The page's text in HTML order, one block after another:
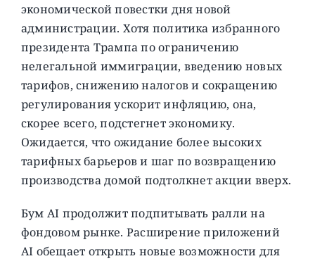
экономической повестки дня новой
администрации. Хотя политика избранного
президента Трампа по ограничению
нелегальной иммиграции, введению новых
тарифов, снижению налогов и сокращению
регулирования ускорит инфляцию, она,
скорее всего, подстегнет экономику.
Ожидается, что ожидание более высоких
тарифных барьеров и шаг по возвращению
производства домой подтолкнет акции вверх.
Бум AI продолжит подпитывать ралли на
фондовом рынке. Расширение приложений
AI обещает открыть новые возможности для